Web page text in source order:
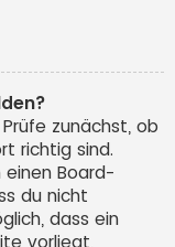
zunächst, ob
richtig sind.
einen Board-
du nicht
dass ein
vorliegt,